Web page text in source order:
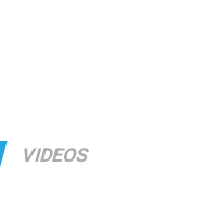
VIDEOS